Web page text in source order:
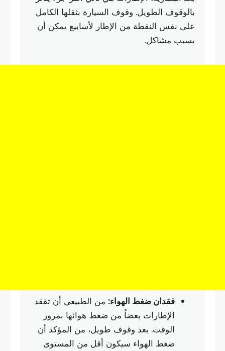
بالوقوف الطويل. وقوف السيارة بثقلها الكامل
على نفس النقطة من الإطار لأسابيع يمكن أن
يسبب مشاكل.
فقدان ضغط الهواء: من الطبيعي أن تفقد
الإطارات بعضاً من ضغط هوائها بمرور
الوقت. بعد وقوف طويل، من المؤكد أن
ضغط الهواء سيكون أقل من المستوى